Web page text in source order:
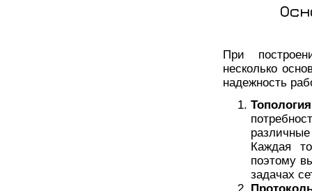
При
несколько
надежность
Каждая
поэтому
задачах